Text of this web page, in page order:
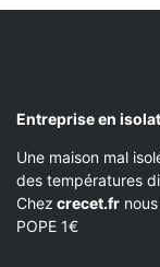
Entreprise en
Une maison mal
des températures
Chez crecet.fr
POPE 1€